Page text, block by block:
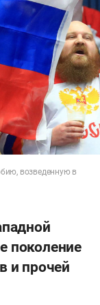
возведенную в
поколение
и прочей